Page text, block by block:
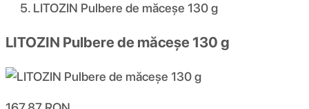
LITOZIN Pulbere de măceșe 130 g
LITOZIN Pulbere de măceșe 130 g